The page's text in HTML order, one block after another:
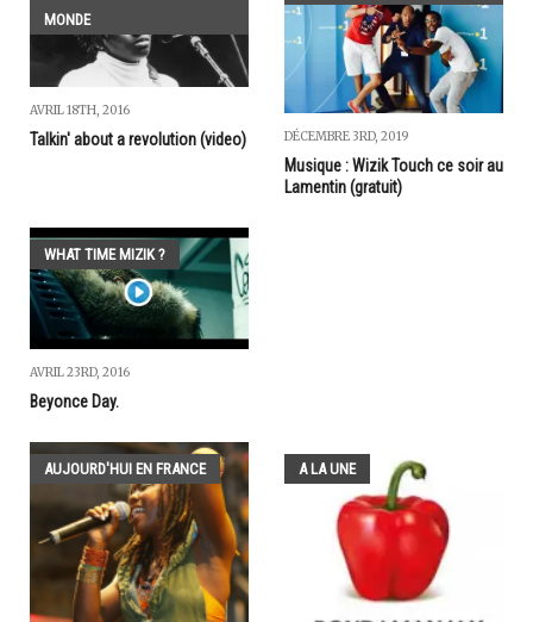
MONDE
AVRIL 18TH, 2016
Talkin' about a revolution (video) DÉCEMBRE 3RD, 2019
Musique : Wizik Touch ce soir au
Lamentin (gratuit)
WHAT TIME MIZIK ?
AVRIL 23RD, 2016
Beyonce Day.
AUJOURD'HUI EN FRANCE A LA UNE